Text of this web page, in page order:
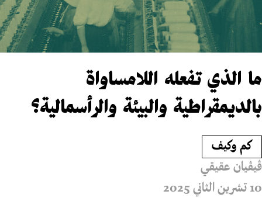
ما الذي تفعله اللامساواة
بالديمقراطية والبيئة والرأسمالية؟
كم وكيف
ڤيڤيان عقيقي
10 تشرين الثاني 2025